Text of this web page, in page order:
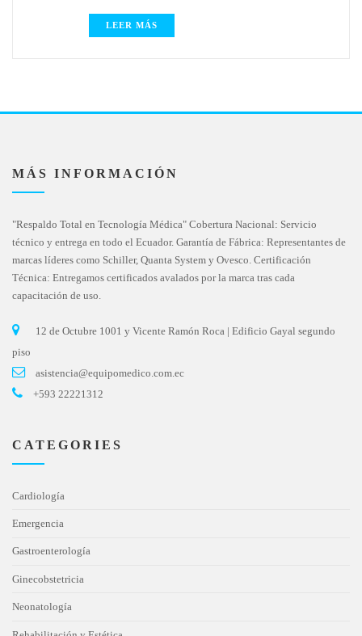
LEER MÁS
MÁS INFORMACIÓN
"Respaldo Total en Tecnología Médica" Cobertura Nacional: Servicio
técnico y entrega en todo el Ecuador. Garantía de Fábrica: Representantes de
marcas líderes como Schiller, Quanta System y Ovesco. Certificación
Técnica: Entregamos certificados avalados por la marca tras cada
capacitación de uso.
12 de Octubre 1001 y Vicente Ramón Roca | Edificio Gayal segundo
piso
asistencia@equipomedico.com.ec
+593 22221312
CATEGORIES
Cardiología
Emergencia
Gastroenterología
Ginecobstetricia
Neonatología